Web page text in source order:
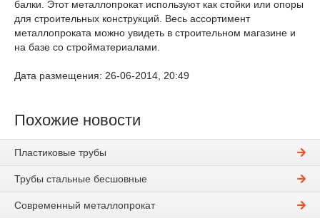
балки. Этот металлопрокат используют как стойки или опоры
для строительных конструкций. Весь ассортимент
металлопроката можно увидеть в строительном магазине и
на базе со стройматериалами.
Дата размещения: 26-06-2014, 20:49
Похожие новости
Пластиковые трубы
Трубы стальные бесшовные
Современный металлопрокат